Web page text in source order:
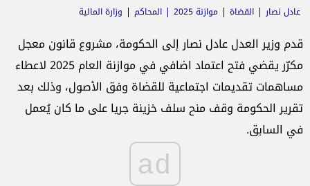
عادل نصار القضاة موازنة 2025 المحاكم وزارة المالية
قدم وزير العدل عادل نصار إلى الحكومة، مشروع قانون معجل
مكرّر يقضي فتح اعتماد اضافي في موازنة العام 2025 لاعطاء
مساهمات تقديمات اجتماعية للقضاة وفق الأصول، وذلك بعد
تقرير الحكومة وقف منح سلف خزينة جريا على ما كان يُعمل
في السابق.
ad